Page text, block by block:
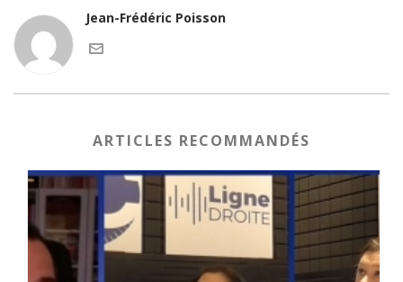
Jean-Frédéric Poisson
ARTICLES RECOMMANDÉS